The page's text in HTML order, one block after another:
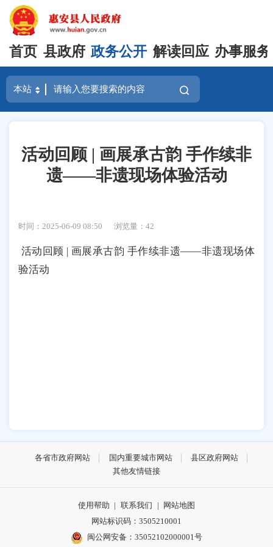
首页 县政府 政务公开 解读回应 办事服务
活动回顾 | 画展承古韵 手作续非
遗——非遗现场体验活动
时间：2025-06-09 08:50 浏览量：42
活动回顾 | 画展承古韵 手作续非遗——非遗现场体
验活动
各省市政府网站 国内重要城市网站
县区政府网站
其他友情链接
使用帮助 | 联系我们 | 网站地图
网站标识码：3505210001
闽公网安备：35052102000001号